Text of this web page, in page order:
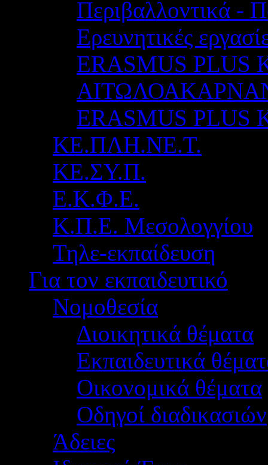
Περιβαλλοντικά -
Ερευνητικές
ERASMUS PLUS
ERASMUS
ΚΕ.ΠΛΗ.ΝΕ.Τ.
ΚΕ.ΣΥ.Π.
Ε.Κ.Φ.Ε.
Κ.Π.Ε. Μεσολογγίου
Τηλε-εκπαίδευση
Για τον εκπαιδευτικό
Νομοθεσία
Διοικητικά θέματα
Εκπαιδευτικά
Οικονομικά θέματα
Οδηγοί διαδικασιών
Άδειες